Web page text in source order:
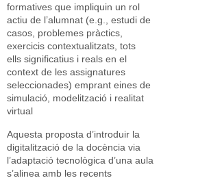
formatives que impliquin un rol
actiu de l’alumnat (e.g., estudi de
casos, problemes pràctics,
exercicis contextualitzats, tots
ells significatius i reals en el
context de les assignatures
seleccionades) emprant eines de
simulació, modelització i realitat
virtual
Aquesta proposta d’introduir la
digitalització de la docència via
l’adaptació tecnològica d’una aula
s’alinea amb les recents